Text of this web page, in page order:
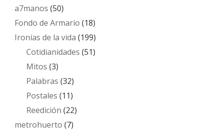
a7manos (50)
Fondo de Armario (18)
Ironías de la vida (199)
Cotidianidades (51)
Mitos (3)
Palabras (32)
Postales (11)
Reedición (22)
metrohuerto (7)